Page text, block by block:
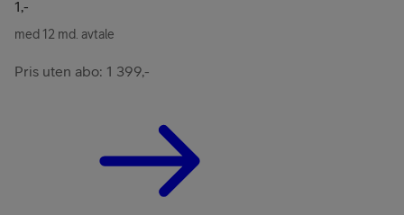
1,-
med 12 md. avtale
Pris uten abo: 1 399,-